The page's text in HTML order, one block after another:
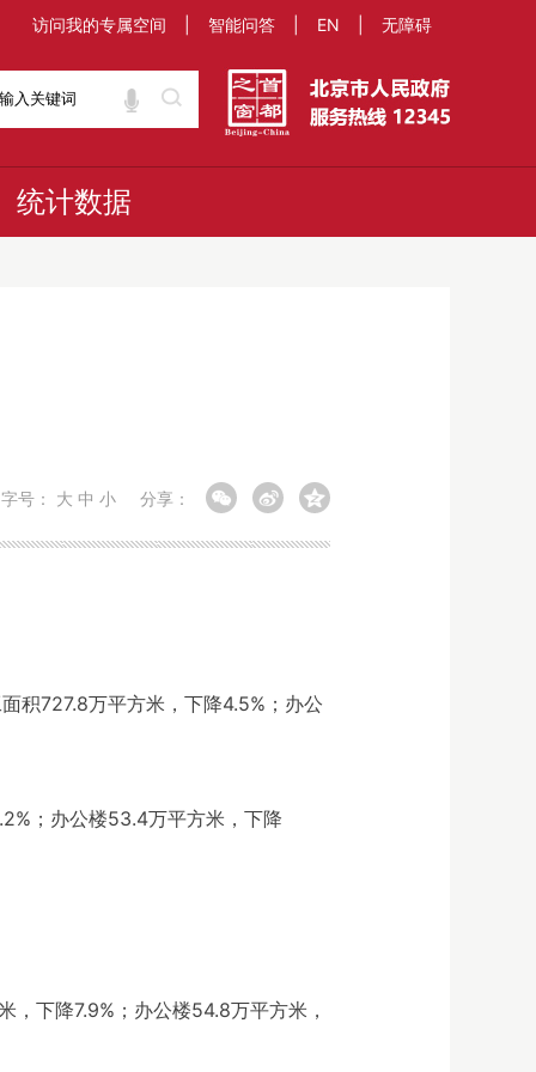
访问我的专属空间 智能问答 EN 无障碍
统计数据
字号： 大 中 小 分享：
积727.8万平方米，下降4.5%；办公
；办公楼53.4万平方米，下降
下降7.9%；办公楼54.8万平方米，